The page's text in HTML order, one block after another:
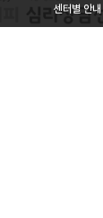
센터별 안내